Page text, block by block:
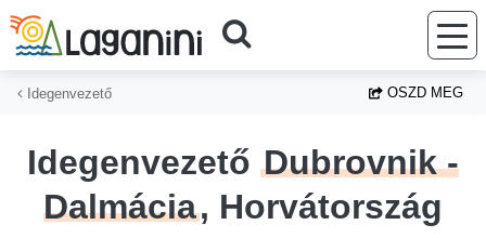
Ugrás a fő tartalomhoz
Idegenvezető OSZD MEG
Idegenvezető Dubrovnik -
Dalmácia, Horvátország